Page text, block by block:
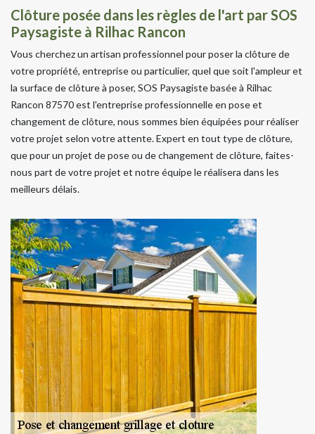
Clôture posée dans les règles de l'art par SOS
Paysagiste à Rilhac Rancon
Vous cherchez un artisan professionnel pour poser la clôture de
votre propriété, entreprise ou particulier, quel que soit l'ampleur et
la surface de clôture à poser, SOS Paysagiste basée à Rilhac
Rancon 87570 est l'entreprise professionnelle en pose et
changement de clôture, nous sommes bien équipées pour réaliser
votre projet selon votre attente. Expert en tout type de clôture,
que pour un projet de pose ou de changement de clôture, faites-
nous part de votre projet et notre équipe le réalisera dans les
meilleurs délais.